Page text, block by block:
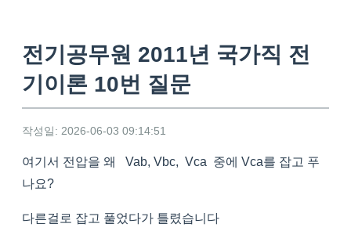
전기공무원 2011년 국가직 전
기이론 10번 질문
작성일: 2026-06-03 09:14:51
여기서 전압을 왜 Vab, Vbc, Vca 중에 Vca를 잡고 푸
나요?
다른걸로 잡고 풀었다가 틀렸습니다